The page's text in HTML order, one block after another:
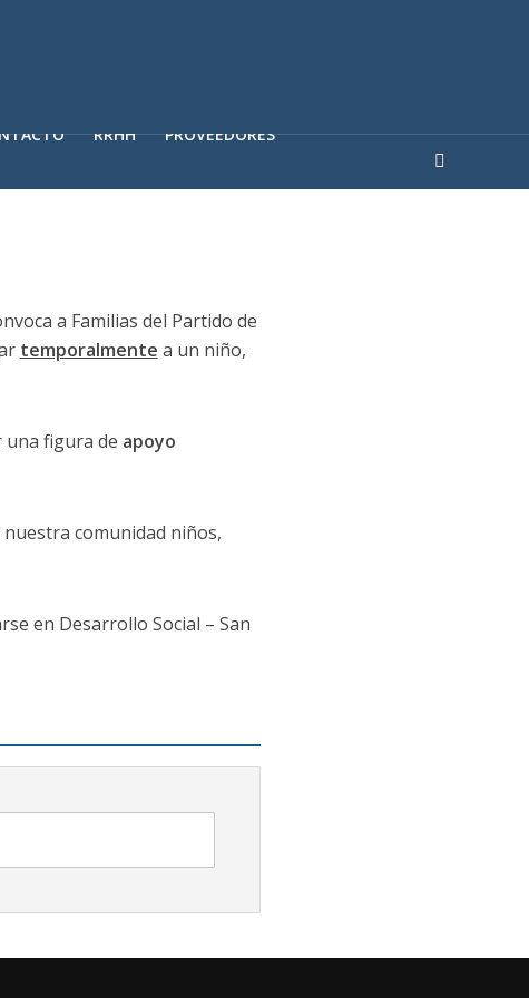
RRHH PROVEEDORES
a Familias del Partido de
temporalmente a un niño,
una figura de apoyo
comunidad niños,
en Desarrollo Social – San